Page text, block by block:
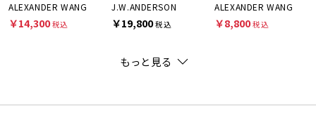
ALEXANDER WANG
￥14,300税込
J.W.ANDERSON
￥19,800税込
ALEXANDER WANG
￥8,800税込
もっと見る